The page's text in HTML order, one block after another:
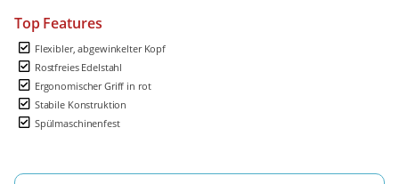
Top Features
Flexibler, abgewinkelter Kopf
Rostfreies Edelstahl
Ergonomischer Griff in rot
Stabile Konstruktion
Spülmaschinenfest